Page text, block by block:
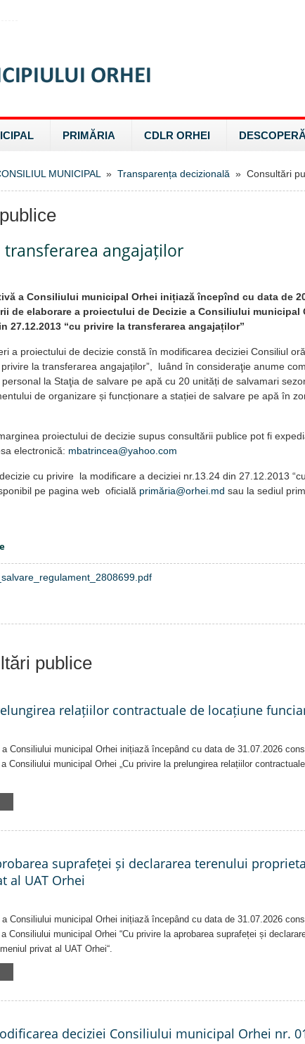
PRIMĂRIA CDLR ORHEI
MUNICIPAL » Transparența decizională » Consultări
transferarea angajaților
a Consiliului municipal Orhei inițiază începînd cu data de
de elaborare a proiectului de Decizie a Consiliului municipal
27.12.2013 “cu privire la transferarea angajaților”
a proiectului de decizie constă în modificarea deciziei Consiliul
la transferarea angajaților”, luând în consideraţie anume
la Staţia de salvare pe apă cu 20 unități de salvamari
de organizare și funcționare a stației de salvare pe apă în
proiectului de decizie supus consultării publice pot fi
electronică: mbatrincea@yahoo.com
cu privire la modificare a deciziei nr.13.24 din 27.12.2013
pe pagina web oficială primăria@orhei.md sau la sediul
publice
relațiilor contractuale de locațiune
Consiliului municipal Orhei inițiază începând cu data de 31.07.2026
Consiliului municipal Orhei „Cu privire la prelungirea relațiilor
suprafeței și declararea terenului
al UAT Orhei
Consiliului municipal Orhei inițiază începând cu data de 31.07.2026
Consiliului municipal Orhei “Cu privire la aprobarea suprafeței și
privat al UAT Orhei“.
deciziei Consiliului municipal Orhei nr.